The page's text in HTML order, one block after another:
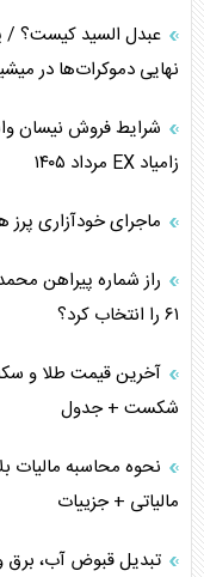
اهمیت راهبردی اردن
پیام، ظرفیت
همسویی عربستان با
عبدل السید کیست؟ /
نهایی دموکرات‌ها در
شرایط فروش نیسان
زامیاد EX مرداد ۱۴۰۵
ماجرای خودآزاری پرز
راز شماره پیراهن
۶۱ را انتخاب کرد؟
شکست + جدول
نحوه محاسبه مالیات
مالیاتی + جزییات
تبدیل قبوض آب، برق